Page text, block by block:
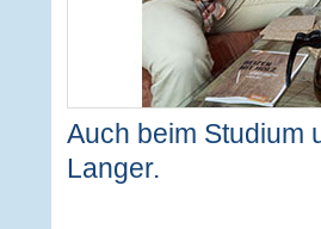
Auch beim Studium
Langer.